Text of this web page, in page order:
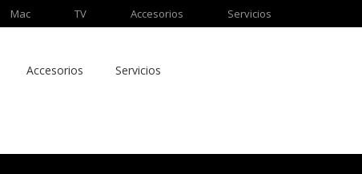
Mac TV Accesorios Servicios
Accesorios Servicios